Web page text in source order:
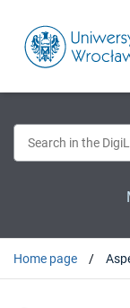
Home page